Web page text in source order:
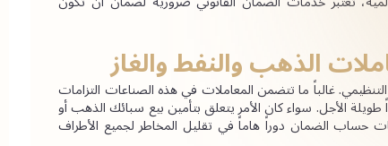
الذهب والنفط والغاز
تتميز قطاعات الذهب والنفط والغاز بحجمها الكبير، وقيمتها العالية، وتعقيدها التنظيمي. غالباً ما تتضمن المعاملات في هذه الصناعات التزامات
مالية ضخمة، وأصحاب مصلحة متعددين عبر ولايات قضائية مختلفة، وعقوداً طويلة الأجل. سواء كان الأمر يتعلق بتأمين بيع سبائك الذهب أو
ضمان صرف الأموال لمشروع نفطي عند تحقيق معالم محددة، تلعب خدمات حساب الضمان دوراً هاماً في تقليل المخاطر لجميع الأطراف